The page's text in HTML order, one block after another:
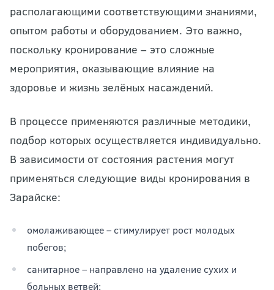
располагающими соответствующими знаниями,
опытом работы и оборудованием. Это важно,
поскольку кронирование – это сложные
мероприятия, оказывающие влияние на
здоровье и жизнь зелёных насаждений.
В процессе применяются различные методики,
подбор которых осуществляется индивидуально.
В зависимости от состояния растения могут
применяться следующие виды кронирования в
Зарайске:
омолаживающее – стимулирует рост молодых
побегов;
санитарное – направлено на удаление сухих и
больных ветвей;